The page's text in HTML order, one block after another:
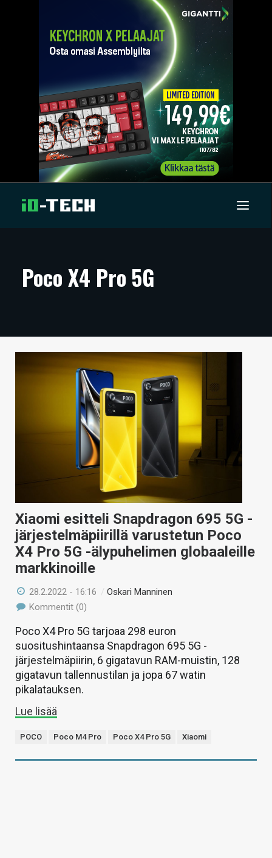
ARTIKKELIT
TECHBBS
VAIHDA TEEMA
HAKU
Poco X4 Pro 5G
Xiaomi esitteli Snapdragon 695 5G -
järjestelmäpiirillä varustetun Poco
X4 Pro 5G -älypuhelimen globaaleille
markkinoille
28.2.2022 - 16:16 /Oskari Manninen
Kommentit (0)
Poco X4 Pro 5G tarjoaa 298 euron
suositushintaansa Snapdragon 695 5G -
järjestelmäpiirin, 6 gigatavun RAM-muistin, 128
gigatavun tallennustilan ja jopa 67 watin
pikalatauksen.
Lue lisää
POCO Poco M4 Pro Poco X4 Pro 5G Xiaomi